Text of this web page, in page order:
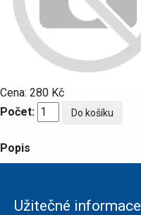
Cena: 280 Kč
Počet:
Popis
Užitečné informace